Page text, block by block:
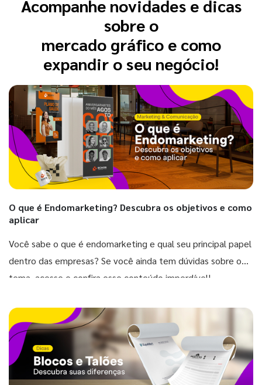
Acompanhe novidades e dicas
sobre o
mercado gráfico e como
expandir o seu negócio!
O que é Endomarketing? Descubra os objetivos e como
aplicar
Você sabe o que é endomarketing e qual seu principal papel
dentro das empresas? Se você ainda tem dúvidas sobre o
tema, acesse e confira esse conteúdo imperdível!